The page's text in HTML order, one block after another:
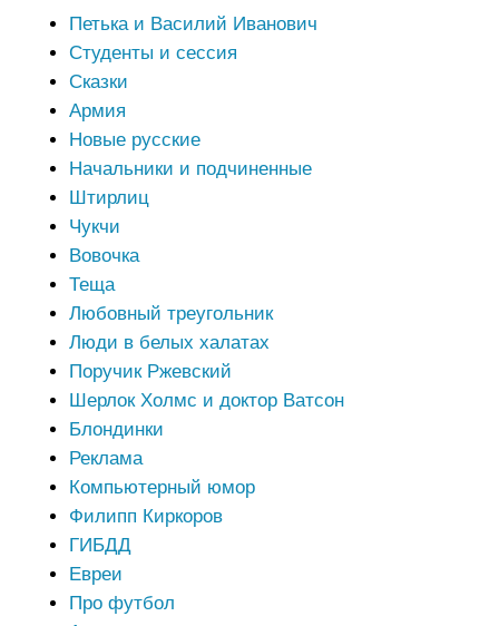
Петька и Василий Иванович
Студенты и сессия
Сказки
Армия
Новые русские
Начальники и подчиненные
Штирлиц
Чукчи
Вовочка
Теща
Любовный треугольник
Люди в белых халатах
Поручик Ржевский
Шерлок Холмс и доктор Ватсон
Блондинки
Реклама
Компьютерный юмор
Филипп Киркоров
ГИБДД
Евреи
Про футбол